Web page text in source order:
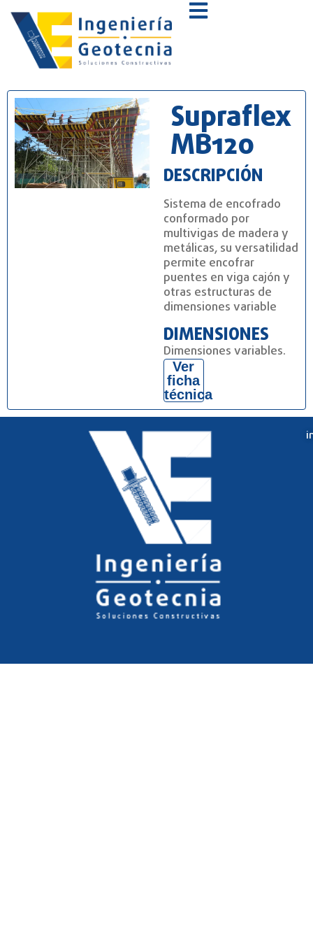
Supraflex
MB120
DESCRIPCIÓN
Sistema de encofrado
conformado por
multivigas de madera y
metálicas, su versatilidad
permite encofrar
puentes en viga cajón y
otras estructuras de
dimensiones variable
DIMENSIONES
Dimensiones variables.
Ver
ficha
técnica